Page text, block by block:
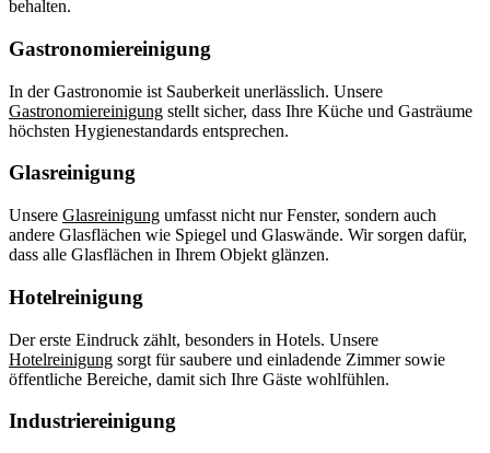
behalten.
Gastronomiereinigung
In der Gastronomie ist Sauberkeit unerlässlich. Unsere
Gastronomiereinigung stellt sicher, dass Ihre Küche und Gasträume
höchsten Hygienestandards entsprechen.
Glasreinigung
Unsere Glasreinigung umfasst nicht nur Fenster, sondern auch
andere Glasflächen wie Spiegel und Glaswände. Wir sorgen dafür,
dass alle Glasflächen in Ihrem Objekt glänzen.
Hotelreinigung
Der erste Eindruck zählt, besonders in Hotels. Unsere
Hotelreinigung sorgt für saubere und einladende Zimmer sowie
öffentliche Bereiche, damit sich Ihre Gäste wohlfühlen.
Industriereinigung